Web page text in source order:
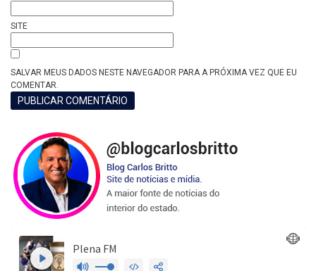
SITE
SALVAR MEUS DADOS NESTE NAVEGADOR PARA A PRÓXIMA VEZ QUE EU
COMENTAR.